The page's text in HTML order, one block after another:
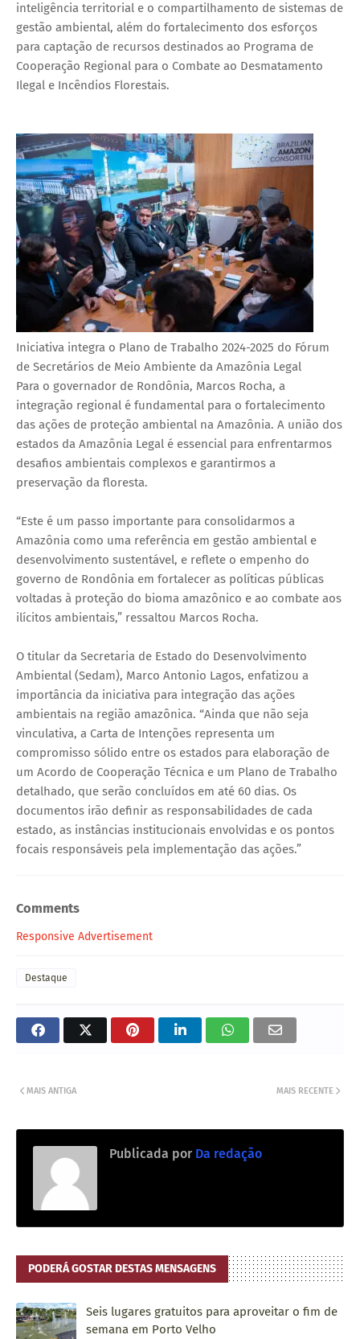
inteligência territorial e o compartilhamento de sistemas de
gestão ambiental, além do fortalecimento dos esforços
para captação de recursos destinados ao Programa de
Cooperação Regional para o Combate ao Desmatamento
Ilegal e Incêndios Florestais.
Iniciativa integra o Plano de Trabalho 2024-2025 do Fórum
de Secretários de Meio Ambiente da Amazônia Legal
Para o governador de Rondônia, Marcos Rocha, a
integração regional é fundamental para o fortalecimento
das ações de proteção ambiental na Amazônia. A união dos
estados da Amazônia Legal é essencial para enfrentarmos
desafios ambientais complexos e garantirmos a
preservação da floresta.
“Este é um passo importante para consolidarmos a
Amazônia como uma referência em gestão ambiental e
desenvolvimento sustentável, e reflete o empenho do
governo de Rondônia em fortalecer as políticas públicas
voltadas à proteção do bioma amazônico e ao combate aos
ilícitos ambientais,” ressaltou Marcos Rocha.
O titular da Secretaria de Estado do Desenvolvimento
Ambiental (Sedam), Marco Antonio Lagos, enfatizou a
importância da iniciativa para integração das ações
ambientais na região amazônica. “Ainda que não seja
vinculativa, a Carta de Intenções representa um
compromisso sólido entre os estados para elaboração de
um Acordo de Cooperação Técnica e um Plano de Trabalho
detalhado, que serão concluídos em até 60 dias. Os
documentos irão definir as responsabilidades de cada
estado, as instâncias institucionais envolvidas e os pontos
focais responsáveis pela implementação das ações.”
Comments
Responsive Advertisement
Destaque
MAIS RECENTE
MAIS ANTIGA
Publicada por Da redação
PODERÁ GOSTAR DESTAS MENSAGENS
Seis lugares gratuitos para aproveitar o fim de
semana em Porto Velho